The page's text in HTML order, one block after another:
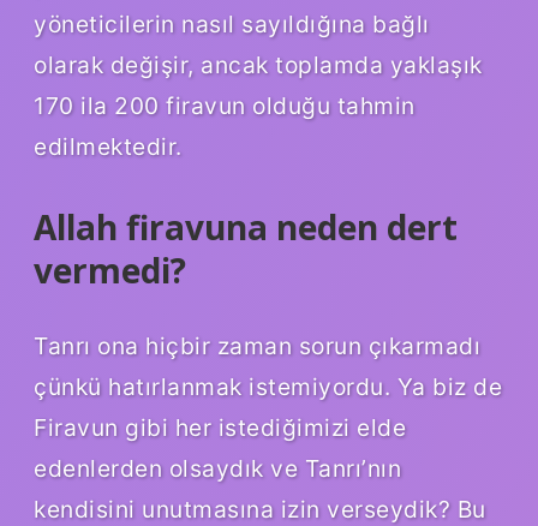
yöneticilerin nasıl sayıldığına bağlı
olarak değişir, ancak toplamda yaklaşık
170 ila 200 firavun olduğu tahmin
edilmektedir.
Allah firavuna neden dert
vermedi?
Tanrı ona hiçbir zaman sorun çıkarmadı
çünkü hatırlanmak istemiyordu. Ya biz de
Firavun gibi her istediğimizi elde
edenlerden olsaydık ve Tanrı’nın
kendisini unutmasına izin verseydik? Bu